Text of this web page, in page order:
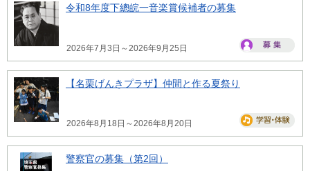
令和8年度下總皖一音楽賞候補者の募集
2026年7月3日～2026年9月25日
【名栗げんきプラザ】仲間と作る夏祭り
2026年8月18日～2026年8月20日
警察官の募集（第2回）